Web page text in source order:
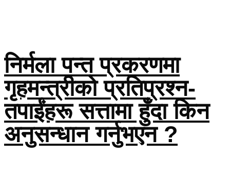
निर्मला पन्त प्रकरणमा
गृहमन्त्रीको प्रतिप्रश्न-
तपाईंहरू सत्तामा हुँदा किन
अनुसन्धान गर्नुभएन ?